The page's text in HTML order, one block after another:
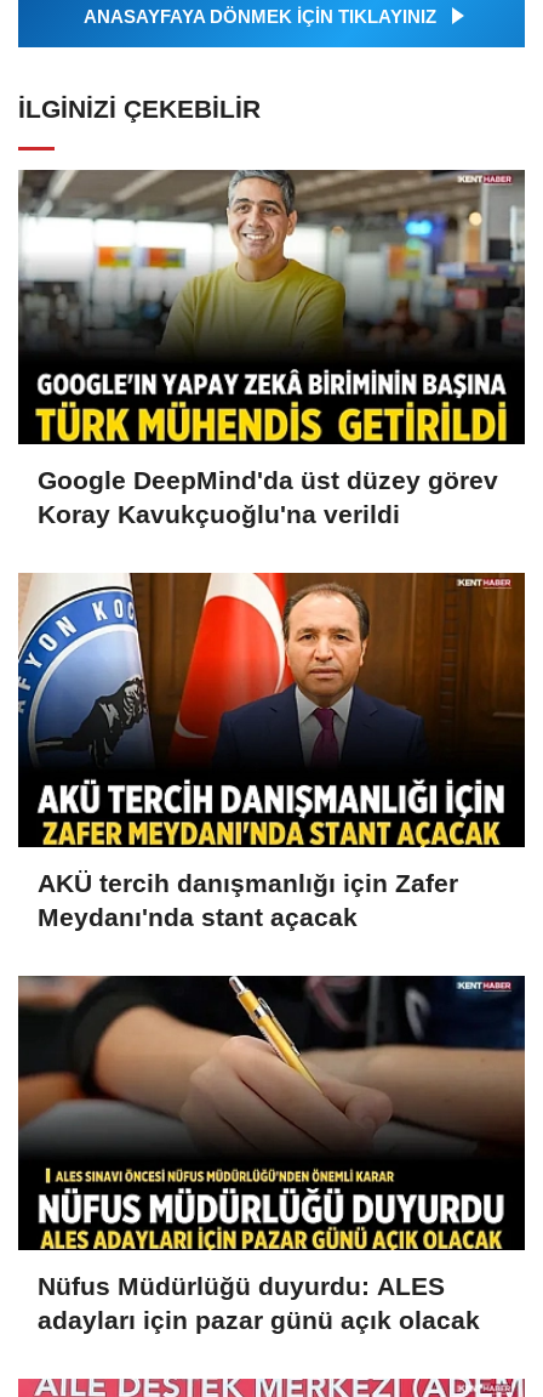
ANASAYFAYA DÖNMEK İÇİN TIKLAYINIZ
İLGINIZI ÇEKEBILIR
Google DeepMind'da üst düzey görev
Koray Kavukçuoğlu'na verildi
AKÜ tercih danışmanlığı için Zafer
Meydanı'nda stant açacak
Nüfus Müdürlüğü duyurdu: ALES
adayları için pazar günü açık olacak